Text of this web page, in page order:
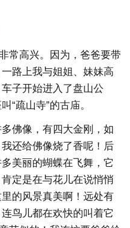
常高兴。因为，爸爸要带
路上我与姐姐、妹妹高
子开始进入了盘山公
“疏山寺”的古庙。
佛像，有四大金刚，如
还给佛像烧了香呢！后
美丽的蝴蝶在飞舞，它
定是在与花儿在说悄悄
的风景真美啊！远处有
鸟儿都在欢快的叫着它